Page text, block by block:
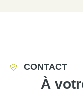
CONTACT
À